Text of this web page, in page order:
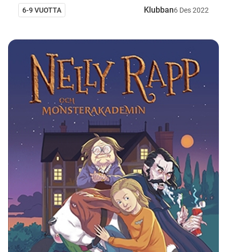
6-9 VUOTTA Klubban6 Des2022